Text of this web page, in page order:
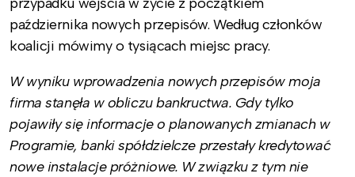
października nowych przepisów. Według członków
koalicji mówimy o tysiącach miejsc pracy.
W wyniku wprowadzenia nowych przepisów moja
firma stanęła w obliczu bankructwa. Gdy tylko
pojawiły się informacje o planowanych zmianach w
Programie, banki spółdzielcze przestały kredytować
nowe instalacje próżniowe. W związku z tym nie